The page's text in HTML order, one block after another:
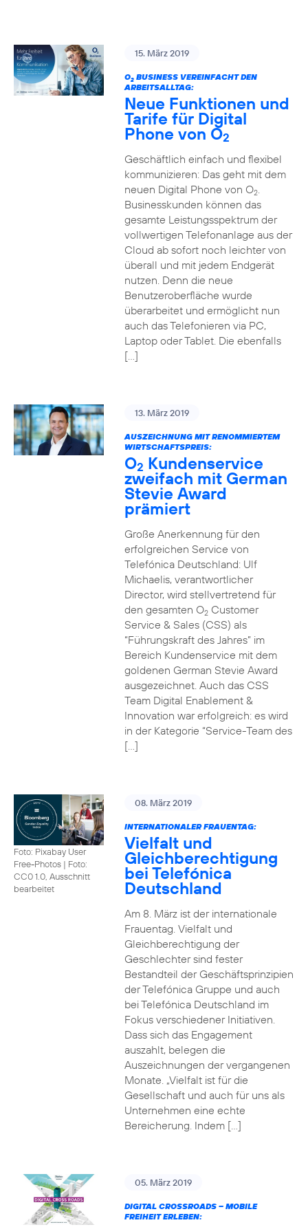
15. März 2019
O2BUSINESS VEREINFACHT DEN
ARBEITSALLTAG:
Neue Funktionen und
Tarife für Digital
Phone von O2
Geschäftlich einfach und flexibel
kommunizieren: Das geht mit dem
neuen Digital Phone von O2.
Businesskunden können das
gesamte Leistungsspektrum der
vollwertigen Telefonanlage aus der
Cloud ab sofort noch leichter von
überall und mit jedem Endgerät
nutzen. Denn die neue
Benutzeroberfläche wurde
überarbeitet und ermöglicht nun
auch das Telefonieren via PC,
Laptop oder Tablet. Die ebenfalls
[…]
13. März 2019
AUSZEICHNUNG MIT RENOMMIERTEM
WIRTSCHAFTSPREIS:
O2 Kundenservice
zweifach mit German
Stevie Award
prämiert
Große Anerkennung für den
erfolgreichen Service von
Telefónica Deutschland: Ulf
Michaelis, verantwortlicher
Director, wird stellvertretend für
den gesamten O2Customer
Service & Sales (CSS) als
“Führungskraft des Jahres” im
Bereich Kundenservice mit dem
goldenen German Stevie Award
ausgezeichnet. Auch das CSS
Team Digital Enablement &
Innovation war erfolgreich: es wird
in der Kategorie “Service-Team des
[…]
Foto: Pixabay User
Free-Photos | Foto:
CC0 1.0, Ausschnitt
bearbeitet
08. März 2019
INTERNATIONALER FRAUENTAG:
Vielfalt und
Gleichberechtigung
bei Telefónica
Deutschland
Am 8. März ist der internationale
Frauentag. Vielfalt und
Gleichberechtigung der
Geschlechter sind fester
Bestandteil der Geschäftsprinzipien
der Telefónica Gruppe und auch
bei Telefónica Deutschland im
Fokus verschiedener Initiativen.
Dass sich das Engagement
auszahlt, belegen die
Auszeichnungen der vergangenen
Monate. „Vielfalt ist für die
Gesellschaft und auch für uns als
Unternehmen eine echte
Bereicherung. Indem […]
05. März 2019
DIGITAL CROSSROADS – MOBILE
FREIHEIT ERLEBEN: